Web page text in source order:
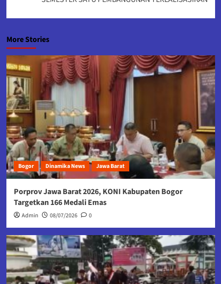
More Stories
Bogor Dinamika News Jawa Barat
Porprov Jawa Barat 2026, KONI Kabupaten Bogor
Targetkan 166 Medali Emas
Admin 08/07/2026 0